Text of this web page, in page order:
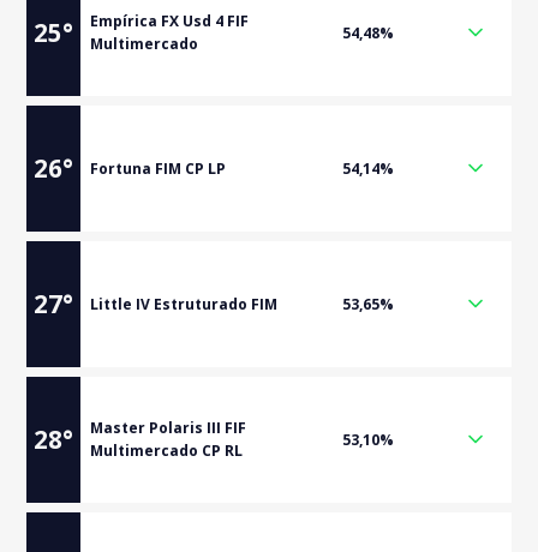
25°
Empírica FX Usd 4 FIF
Multimercado
54,48%
26° Fortuna FIM CP LP 54,14%
27° Little IV Estruturado FIM 53,65%
28°
Master Polaris III FIF
Multimercado CP RL
53,10%